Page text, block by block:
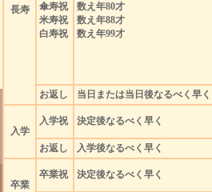
長寿
傘寿祝
米寿祝
白寿祝
数え年80才
数え年88才
数え年99才
お返し
当日または当日後なるべく早く
入学
入学祝 決定後なるべく早く
お返し
入学後なるべく早く
卒業
卒業祝 決定後なるべく早く